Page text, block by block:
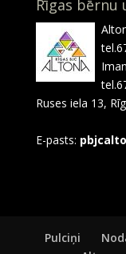
Rīgas bērnu
Ruses iela 13,
E-pasts:
Pulciņi